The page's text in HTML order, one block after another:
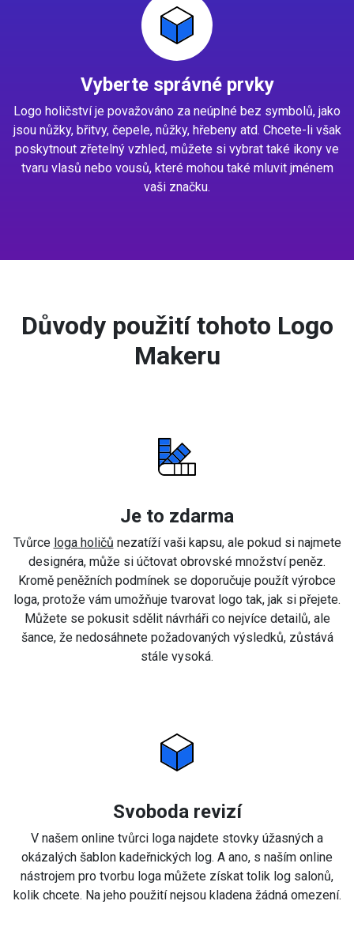
Vyberte správné prvky
Logo holičství je považováno za neúplné bez symbolů, jako
jsou nůžky, břitvy, čepele, nůžky, hřebeny atd. Chcete-li však
poskytnout zřetelný vzhled, můžete si vybrat také ikony ve
tvaru vlasů nebo vousů, které mohou také mluvit jménem
vaši značku.
Důvody použití tohoto Logo
Makeru
Je to zdarma
Tvůrce loga holičů nezatíží vaši kapsu, ale pokud si najmete
designéra, může si účtovat obrovské množství peněz.
Kromě peněžních podmínek se doporučuje použít výrobce
loga, protože vám umožňuje tvarovat logo tak, jak si přejete.
Můžete se pokusit sdělit návrháři co nejvíce detailů, ale
šance, že nedosáhnete požadovaných výsledků, zůstává
stále vysoká.
Svoboda revizí
V našem online tvůrci loga najdete stovky úžasných a
okázalých šablon kadeřnických log. A ano, s naším online
nástrojem pro tvorbu loga můžete získat tolik log salonů,
kolik chcete. Na jeho použití nejsou kladena žádná omezení.